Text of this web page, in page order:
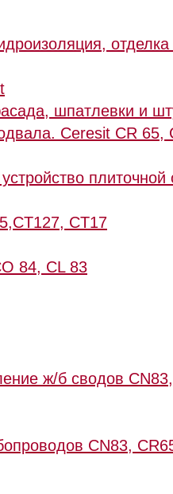
отделка
шпатлевки и
Ceresit CR 65,
CT17
84, CL 83
ж/б сводов
CN83,